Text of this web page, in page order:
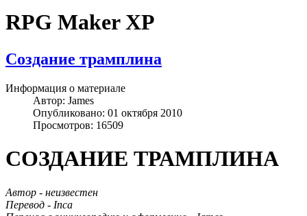
RPG Maker XP
Создание трамплина
Информация о материале
Автор: James
Опубликовано: 01 октября 2010
Просмотров: 16509
СОЗДАНИЕ ТРАМПЛИНА
Автор - неизвестен
Перевод - Inca